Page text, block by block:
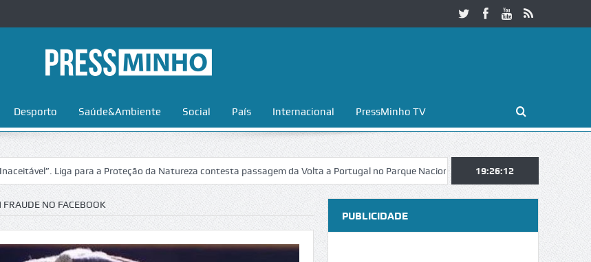
Desporto Saúde&Ambiente Social País Internacional PressMinho TV
Liga para a Proteção da Natureza contesta passagem da Volta a Portugal no Parque Nacional da Peneda-Gerês Esposende.
19:26:13
NO FACEBOOK
PUBLICIDADE